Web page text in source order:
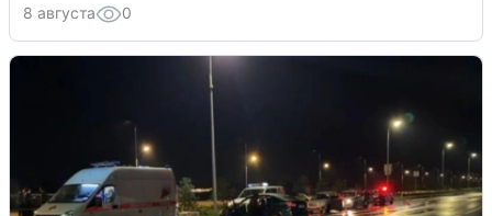
8 августа 0